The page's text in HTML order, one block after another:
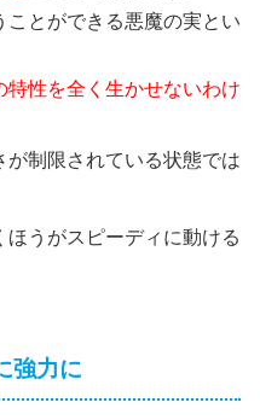
とができる悪魔の実とい
特性を全く生かせないわけ
制限されている状態では
うがスピーディに動ける
強力に